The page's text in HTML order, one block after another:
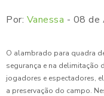
Por: Vanessa - 08 de
O alambrado para quadra
segurança e na delimitação
jogadores e espectadores,
a preservação do campo.